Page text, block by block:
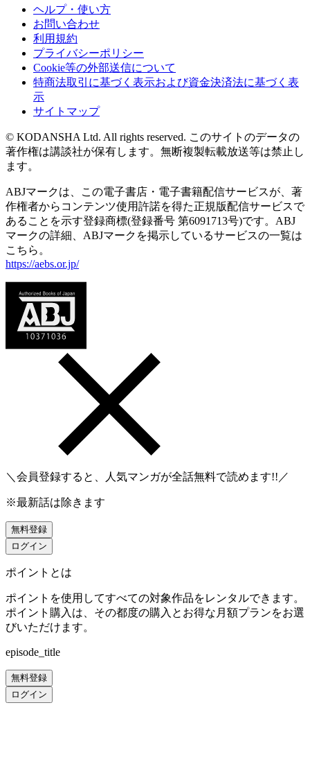
ヘルプ・使い方
お問い合わせ
利用規約
プライバシーポリシー
Cookie等の外部送信について
特商法取引に基づく表示および資金決済法に基づく表
示
サイトマップ
© KODANSHA Ltd. All rights reserved. このサイトのデータの
著作権は講談社が保有します。無断複製転載放送等は禁止し
ます。
ABJマークは、この電子書店・電子書籍配信サービスが、著
作権者からコンテンツ使用許諾を得た正規版配信サービスで
あることを示す登録商標(登録番号 第6091713号)です。ABJ
マークの詳細、ABJマークを掲示しているサービスの一覧は
こちら。
https://aebs.or.jp/
＼会員登録すると、人気マンガが全話無料で読めます!!／
※最新話は除きます
無料登録
ログイン
ポイントとは
ポイントを使用してすべての対象作品をレンタルできます。
ポイント購入は、その都度の購入とお得な月額プランをお選
びいただけます。
episode_title
無料登録
ログイン